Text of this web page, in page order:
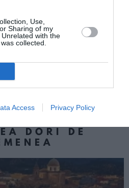
Use,
Sharing of my
with the
collected.
Access Privacy Policy
apariţie publică:
Ponta, aş coabita cu
DORI DE